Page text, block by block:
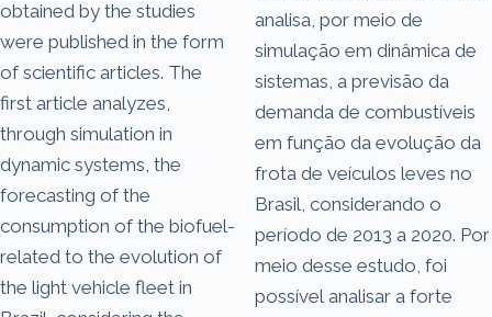
obtained by the studies
were published in the form
of scientific articles. The
first article analyzes,
through simulation in
dynamic systems, the
forecasting of the
consumption of the biofuel-
related to the evolution of
the light vehicle fleet in
analisa, por meio de
simulação em dinâmica de
sistemas, a previsão da
demanda de combustíveis
em função da evolução da
frota de veículos leves no
Brasil, considerando o
período de 2013 a 2020. Por
meio desse estudo, foi
possível analisar a forte